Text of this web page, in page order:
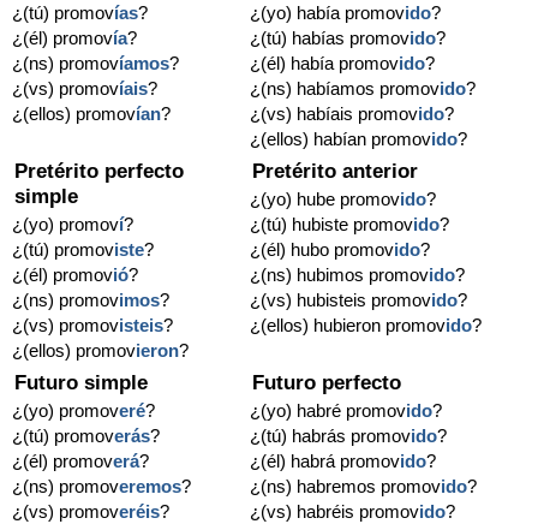
¿(tú) promovías?
¿(él) promovía?
¿(ns) promovíamos?
¿(vs) promovíais?
¿(ellos) promovían?
¿(yo) había promovido?
¿(tú) habías promovido?
¿(él) había promovido?
¿(ns) habíamos promovido?
¿(vs) habíais promovido?
¿(ellos) habían promovido?
Pretérito perfecto
simple
¿(yo) promoví?
¿(tú) promoviste?
¿(él) promovió?
¿(ns) promovimos?
¿(vs) promovisteis?
¿(ellos) promovieron?
Pretérito anterior
¿(yo) hube promovido?
¿(tú) hubiste promovido?
¿(él) hubo promovido?
¿(ns) hubimos promovido?
¿(vs) hubisteis promovido?
¿(ellos) hubieron promovido?
Futuro simple
¿(yo) promoveré?
¿(tú) promoverás?
¿(él) promoverá?
¿(ns) promoveremos?
¿(vs) promoveréis?
Futuro perfecto
¿(yo) habré promovido?
¿(tú) habrás promovido?
¿(él) habrá promovido?
¿(ns) habremos promovido?
¿(vs) habréis promovido?